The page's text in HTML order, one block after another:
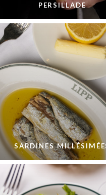
PERSILLADE
SARDINES